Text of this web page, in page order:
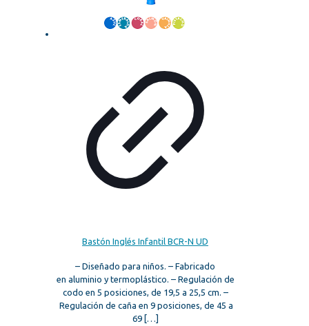
Bastón Inglés Infantil BCR-N UD
– Diseñado para niños. – Fabricado
en aluminio y termoplástico. – Regulación de
codo en 5 posiciones, de 19,5 a 25,5 cm. –
Regulación de caña en 9 posiciones, de 45 a
69[…]